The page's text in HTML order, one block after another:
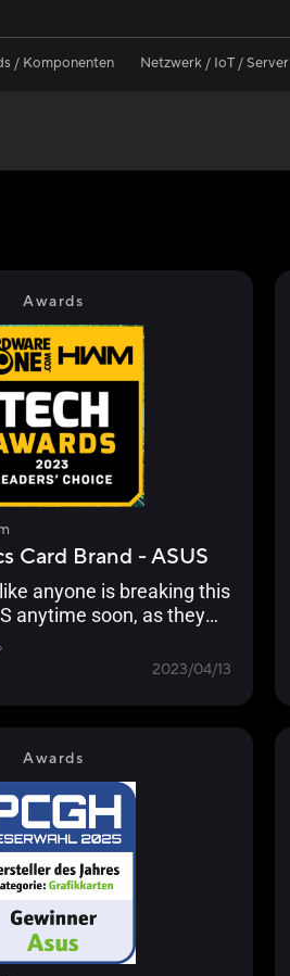
/ Komponenten Netzwerk / IoT / Server
Awards
Card Brand - ASUS
anyone is breaking this
anytime soon, as they
chosen Best
for 2023, 14 years in
2023/04/13
Awards